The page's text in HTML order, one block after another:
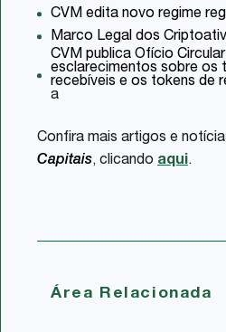
CVM edita novo regime
Marco Legal dos
CVM publica Ofício
esclarecimentos sobre os
recebíveis e os tokens de
a
Confira mais artigos e
Capitais, clicando aqui.
Área Relacionada